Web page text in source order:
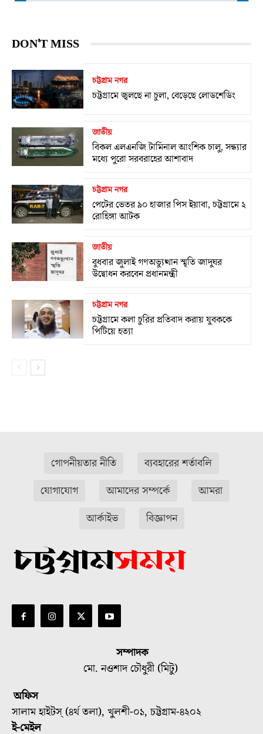
DON'T MISS
চট্টগ্রাম নগর
চট্টগ্রামে জ্বলছে না চুলা, বেড়েছে লোডশেডিং
জাতীয়
বিকল এলএনজি টার্মিনাল আংশিক চালু, সন্ধ্যার
মধ্যে পুরো সরবরাহের আশাবাদ
চট্টগ্রাম নগর
পেটের ভেতর ৯০ হাজার পিস ইয়াবা, চট্টগ্রামে ২
রোহিঙ্গা আটক
জাতীয়
বুধবার জুলাই গণঅভ্যুত্থান স্মৃতি জাদুঘর
উদ্বোধন করবেন প্রধানমন্ত্রী
চট্টগ্রাম নগর
চট্টগ্রামে কলা চুরির প্রতিবাদ করায় যুবককে
পিটিয়ে হত্যা
গোপনীয়তার নীতি
ব্যবহারের শর্তাবলি
যোগাযোগ
আমাদের সম্পর্কে
আমরা
আর্কাইভ
বিজ্ঞাপন
সম্পাদক
মো. নওশাদ চৌধুরী (মিটু)
অফিস
সালাম হাইটস্ (৪র্থ তলা), খুলশী-০১, চট্টগ্রাম-৪২০২
ই-মেইল